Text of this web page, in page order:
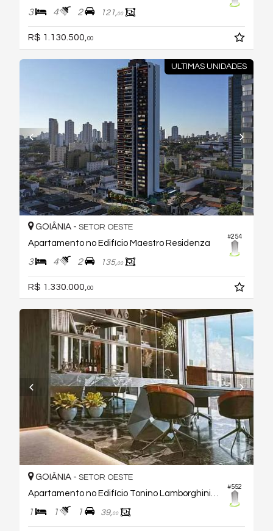
3 4 2 121,00
R$ 1.130.500, 00
ULTIMAS UNIDADES
#254
GOIÂNIA - SETOR OESTE
Apartamento no Edifício Maestro Residenza
3 4 2 135,00
R$ 1.330.000,00
#552
GOIÂNIA - SETOR OESTE
1 1 1 39,00